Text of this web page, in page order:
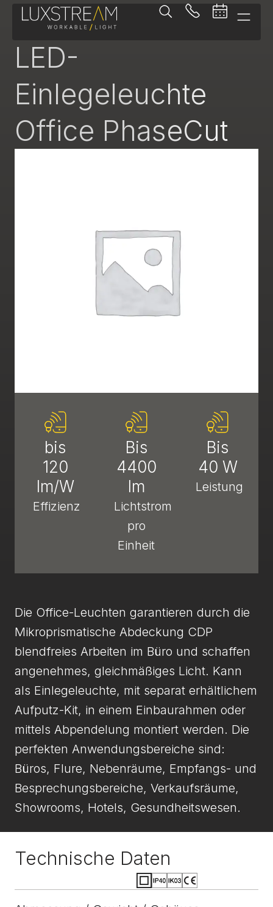
Einlegeleuchte
LED-
Einlegeleuchte
Office PhaseCut
bis
120
lm/W
Effizienz
Bis
4400
lm
Lichtstrom
pro
Einheit
Bis
40 W
Leistung
Die Office-Leuchten garantieren durch die
Mikroprismatische Abdeckung CDP
blendfreies Arbeiten im Büro und schaffen
angenehmes, gleichmäßiges Licht. Kann
als Einlegeleuchte, mit separat erhältlichem
Aufputz-Kit, in einem Einbaurahmen oder
mittels Abpendelung montiert werden. Die
perfekten Anwendungsbereiche sind:
Büros, Flure, Nebenräume, Empfangs- und
Besprechungsbereiche, Verkaufsräume,
Showrooms, Hotels, Gesundheitswesen.
Technische Daten